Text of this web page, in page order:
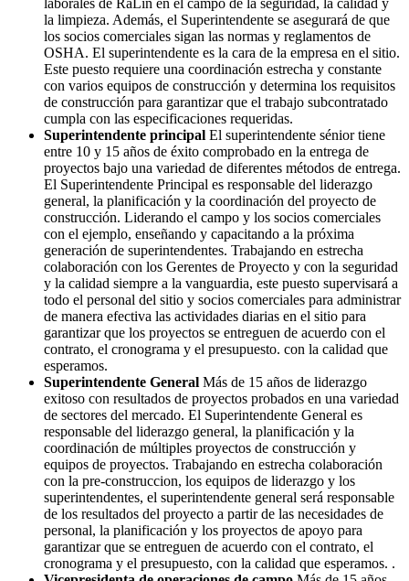
la limpieza. Además, el Superintendente se asegurará de que
los socios comerciales sigan las normas y reglamentos de
OSHA. El superintendente es la cara de la empresa en el sitio.
Este puesto requiere una coordinación estrecha y constante
con varios equipos de construcción y determina los requisitos
de construcción para garantizar que el trabajo subcontratado
cumpla con las especificaciones requeridas.
Superintendente principal El superintendente sénior tiene
entre 10 y 15 años de éxito comprobado en la entrega de
proyectos bajo una variedad de diferentes métodos de entrega.
El Superintendente Principal es responsable del liderazgo
general, la planificación y la coordinación del proyecto de
construcción. Liderando el campo y los socios comerciales
con el ejemplo, enseñando y capacitando a la próxima
generación de superintendentes. Trabajando en estrecha
colaboración con los Gerentes de Proyecto y con la seguridad
y la calidad siempre a la vanguardia, este puesto supervisará a
todo el personal del sitio y socios comerciales para administrar
de manera efectiva las actividades diarias en el sitio para
garantizar que los proyectos se entreguen de acuerdo con el
contrato, el cronograma y el presupuesto. con la calidad que
esperamos.
Superintendente General Más de 15 años de liderazgo
exitoso con resultados de proyectos probados en una variedad
de sectores del mercado. El Superintendente General es
responsable del liderazgo general, la planificación y la
coordinación de múltiples proyectos de construcción y
equipos de proyectos. Trabajando en estrecha colaboración
con la pre-construccion, los equipos de liderazgo y los
superintendentes, el superintendente general será responsable
de los resultados del proyecto a partir de las necesidades de
personal, la planificación y los proyectos de apoyo para
garantizar que se entreguen de acuerdo con el contrato, el
cronograma y el presupuesto, con la calidad que esperamos. .